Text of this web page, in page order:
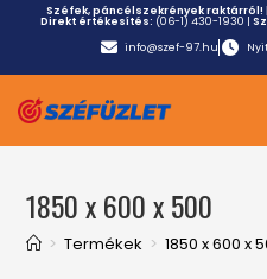
Széfek, páncélszekrények raktárról!
Direkt értékesítés: (06-1) 430-1930 |
info@szef-97.hu
1850 x 600 x 500
> Termékek > 1850 x 600 x